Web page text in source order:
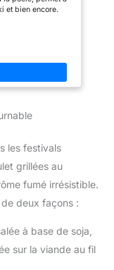
cette plaque électrique
une cuisson facile
et pratique.
À NETTOYER -
nettoyer cette
abrasive et un peu de
abrasive, car
pourrait endommager
retirer le revêtement
anti-adhésif.
et bien encore.
rend la
les festivals
grillées au
fumé irrésistible.
deux façons :
à base de soja,
sur la viande au fil